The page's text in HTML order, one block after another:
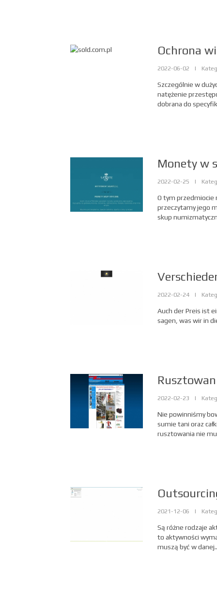
Ochrona
2022-06-02 |
Szczególnie w
natężenie
dobrana do
Monety w
2022-02-25 |
O tym przedmiocie
przeczytamy jego
skup
2022-02-24 |
Auch der Preis ist
sagen, was wir in
2022-02-23 |
Nie powinniśmy
sumie tani oraz
rusztowania nie
2021-12-06 |
Są różne rodzaje
to aktywności
muszą być w